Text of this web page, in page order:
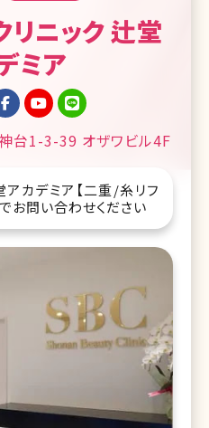
ニック 辻堂
ミア
台1-3-39 オザワビル4F
カデミア【二重/糸リフ
お問い合わせください